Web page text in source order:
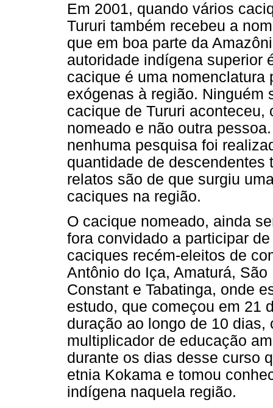
Em 2001, quando vários
Tururi também recebeu a
que em boa parte da
autoridade indígena superior
cacique é uma
exógenas à região. Ninguém
cacique de Tururi
nomeado e não outra
nenhuma pesquisa foi
quantidade de
relatos são de que surgiu
caciques na região.
O cacique nomeado, ainda
fora convidado a participar
caciques recém-eleitos de
Antônio do Iça, Amaturá,
Constant e Tabatinga, onde
estudo, que começou em 21
duração ao longo de 10
multiplicador de educação
durante os dias desse curso
etnia Kokama e tomou
indígena naquela região.